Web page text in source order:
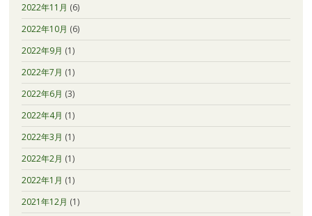
2022年11月 (6)
2022年10月 (6)
2022年9月 (1)
2022年7月 (1)
2022年6月 (3)
2022年4月 (1)
2022年3月 (1)
2022年2月 (1)
2022年1月 (1)
2021年12月 (1)